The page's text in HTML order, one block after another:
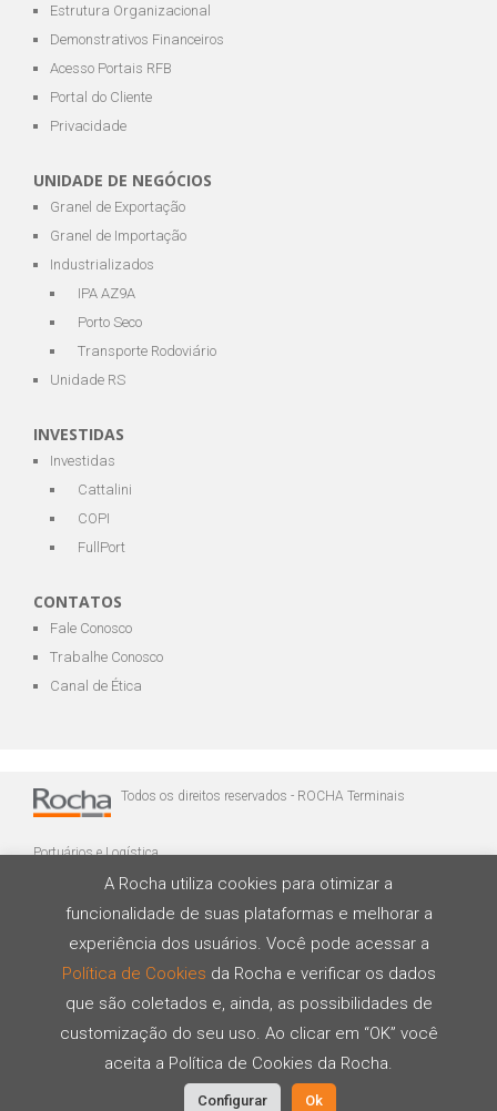
Estrutura Organizacional
Demonstrativos Financeiros
Acesso Portais RFB
Portal do Cliente
Privacidade
UNIDADE DE NEGÓCIOS
Granel de Exportação
Granel de Importação
Industrializados
IPA AZ9A
Porto Seco
Transporte Rodoviário
Unidade RS
INVESTIDAS
Investidas
Cattalini
COPI
FullPort
CONTATOS
Fale Conosco
Trabalhe Conosco
Canal de Ética
Todos os direitos reservados - ROCHA Terminais
Portuários e Logística
Desenvolvido por
A Rocha utiliza cookies para otimizar a
funcionalidade de suas plataformas e melhorar a
experiência dos usuários. Você pode acessar a
Política de Cookies da Rocha e verificar os dados
que são coletados e, ainda, as possibilidades de
customização do seu uso. Ao clicar em “OK” você
aceita a Política de Cookies da Rocha.
Configurar Ok